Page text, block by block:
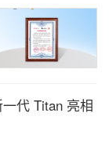
代 Titan 亮相